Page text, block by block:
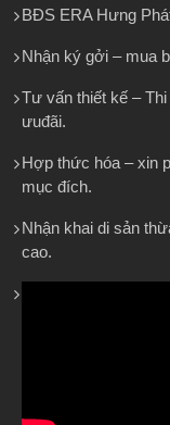
BĐS ERA Hưng
Nhận ký gởi – mua
Tư vấn thiết kế –
ưuđãi.
Hợp thức hóa – xin
mục đích.
Nhận khai di sản
cao.